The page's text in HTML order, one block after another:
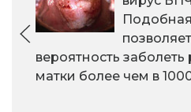
вероятность
матки более чем в